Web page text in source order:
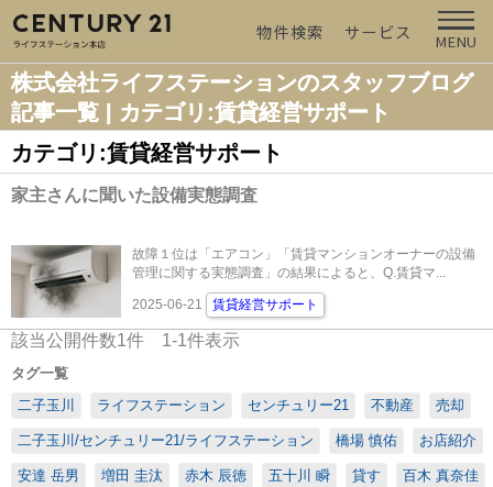
物件検索 サービス MENU
株式会社ライフステーションのスタッフブログ
記事一覧 | カテゴリ:賃貸経営サポート
カテゴリ:賃貸経営サポート
家主さんに聞いた設備実態調査
故障１位は「エアコン」「賃貸マンションオーナーの設備
管理に関する実態調査」の結果によると、Q.賃貸マ...
2025-06-21 賃貸経営サポート
該当公開件数1件 1-1件表示
タグ一覧
二子玉川
ライフステーション センチュリー21 不動産 売却
二子玉川/センチュリー21/ライフステーション 橋場 慎佑 お店紹介
安達 岳男 増田 圭汰 赤木 辰徳 五十川 瞬 貸す 百木 真奈佳